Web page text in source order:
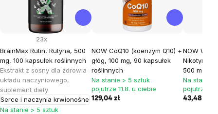
BrainMax Rutin, Rutyna, 500
mg, 100 kapsułek roślinnych
Ekstrakt z sosny dla zdrowia
układu naczyniowego,
suplement diety
Serce i naczynia krwionośne
23x
Na stanie > 5 sztuk
NOW CoQ10 (koenzym Q10) +
głóg, 100 mg, 90 kapsułek
roślinnych
Na stanie > 5 sztuk
pojutrze 11.8. u ciebie
129,04 zł
NOW
500 mg,
Na stanie
pojutrze
43,48 zł